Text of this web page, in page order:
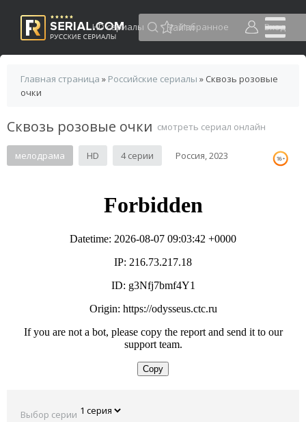
HD сериалы Избранное Вход
Главная страница » Российские сериалы » Сквозь розовые
очки
Сквозь розовые очки смотреть сериал онлайн
мелодрама HD 4 серии Россия, 2023
Выбор серии